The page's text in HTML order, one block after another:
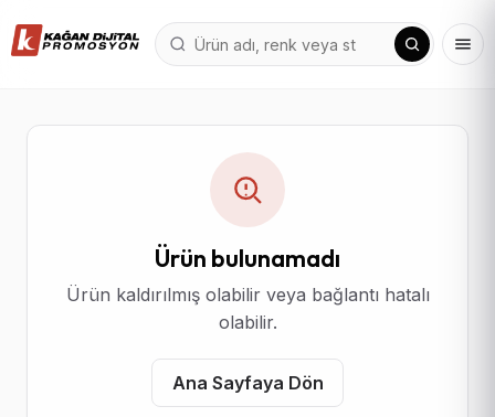
Ürün bulunamadı
Ürün kaldırılmış olabilir veya bağlantı hatalı
olabilir.
Ana Sayfaya Dön